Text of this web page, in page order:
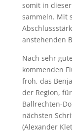
somit in
sammeln. Mit
anstehenden
Nach sehr
kommenden
froh, das
der Region,
Ballrechten-
nächsten
(Alexander